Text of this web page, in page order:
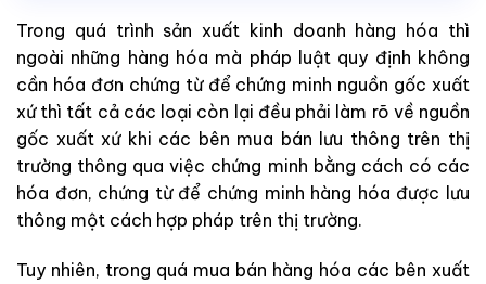
Trong quá trình sản xuất kinh doanh hàng hóa thì
ngoài những hàng hóa mà pháp luật quy định không
cần hóa đơn chứng từ để chứng minh nguồn gốc xuất
xứ thì tất cả các loại còn lại đều phải làm rõ về nguồn
gốc xuất xứ khi các bên mua bán lưu thông trên thị
trường thông qua việc chứng minh bằng cách có các
hóa đơn, chứng từ để chứng minh hàng hóa được lưu
thông một cách hợp pháp trên thị trường.
Tuy nhiên, trong quá mua bán hàng hóa các bên xuất